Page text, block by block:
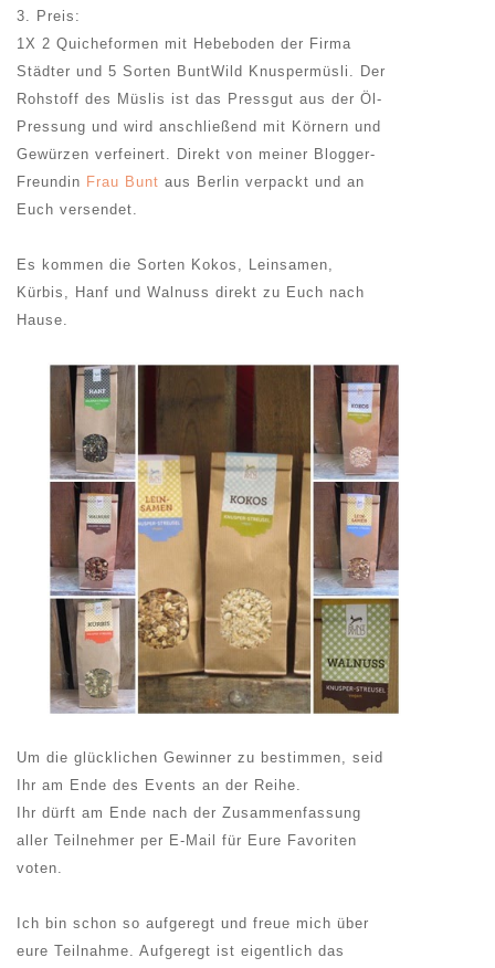
3. Preis:
1X 2 Quicheformen mit Hebeboden der Firma
Städter und 5 Sorten BuntWild Knuspermüsli. Der
Rohstoff des Müslis ist das Pressgut aus der Öl-
Pressung und wird anschließend mit Körnern und
Gewürzen verfeinert. Direkt von meiner Blogger-
Freundin Frau Bunt aus Berlin verpackt und an
Euch versendet.
Es kommen die Sorten Kokos, Leinsamen,
Kürbis, Hanf und Walnuss direkt zu Euch nach
Hause.
Um die glücklichen Gewinner zu bestimmen, seid
Ihr am Ende des Events an der Reihe.
Ihr dürft am Ende nach der Zusammenfassung
aller Teilnehmer per E-Mail für Eure Favoriten
voten.
Ich bin schon so aufgeregt und freue mich über
eure Teilnahme. Aufgeregt ist eigentlich das